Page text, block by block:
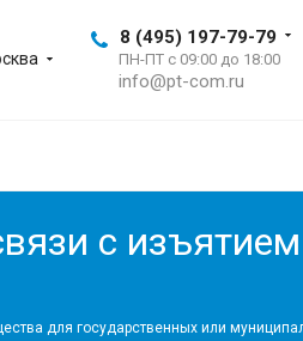
8 (495) 197-79-79
ПН-ПТ с 09:00 до 18:00
info@pt-com.ru
с
для государственных или